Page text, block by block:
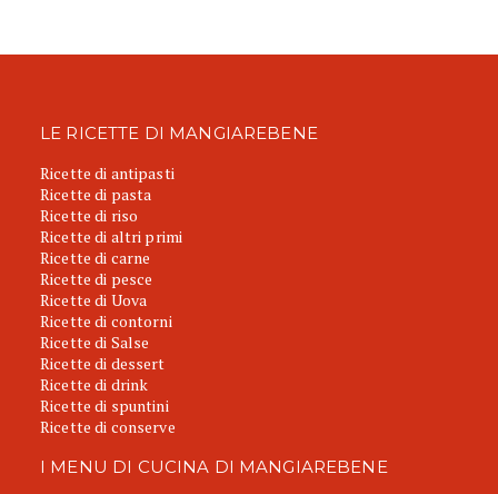
LE RICETTE DI MANGIAREBENE
Ricette di antipasti
Ricette di pasta
Ricette di riso
Ricette di altri primi
Ricette di carne
Ricette di pesce
Ricette di Uova
Ricette di contorni
Ricette di Salse
Ricette di dessert
Ricette di drink
Ricette di spuntini
Ricette di conserve
I MENU DI CUCINA DI MANGIAREBENE